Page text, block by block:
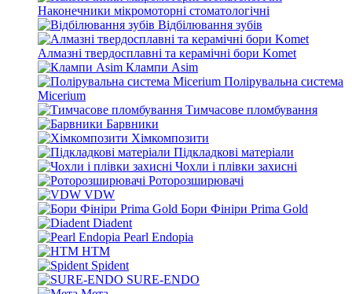
Наконечники мікромоторні стоматологічні
Відбілювання зубів
Алмазні твердосплавні та керамічні бори Komet
Клампи Asim
Полірувальна система
Micerium
Тимчасове пломбування
Барвники
Хімкомпозити
Підкладкові матеріали
Чохли і плівки захисні
Роторозширювачі
VDW
Бори Фініри Prima Gold
Diadent
Pearl Endopia
HTM
Spident
SURE-ENDO